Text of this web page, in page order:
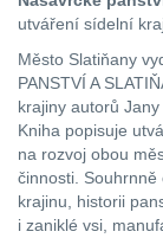
utváření sídelní
Město Slatiňany
PANSTVÍ A
krajiny autorů
Kniha popisuje
na rozvoj obou
činnosti.
krajinu, historii
i zaniklé vsi,